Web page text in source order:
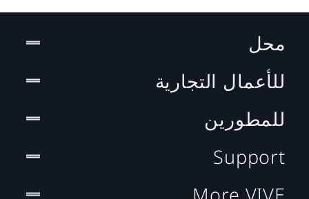
محل
للأعمال التجارية
للمطورين
Support